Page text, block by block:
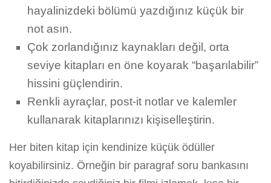
hayalinizdeki bölümü yazdığınız küçük bir
not asın.
Çok zorlandığınız kaynakları değil, orta
seviye kitapları en öne koyarak “başarılabilir”
hissini güçlendirin.
Renkli ayraçlar, post-it notlar ve kalemler
kullanarak kitaplarınızı kişiselleştirin.
Her biten kitap için kendinize küçük ödüller
koyabilirsiniz. Örneğin bir paragraf soru bankasını